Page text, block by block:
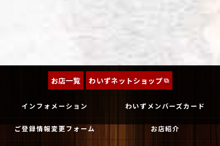
お店一覧 わいずネットショップ
インフォメーション わいずメンバーズカード
ご登録情報変更フォーム お店紹介